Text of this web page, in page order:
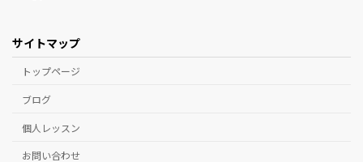
サイトマップ
トップページ
ブログ
個人レッスン
お問い合わせ